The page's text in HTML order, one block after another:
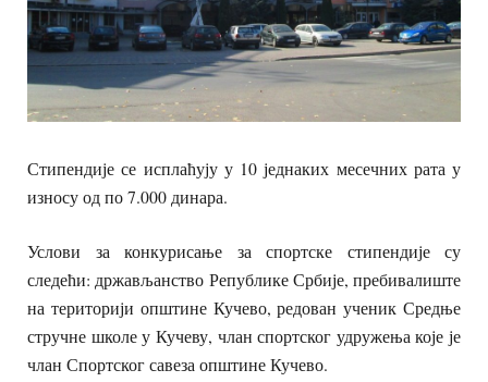
Стипендије се исплаћују у 10 једнаких месечних рата у
износу од по 7.000 динара.
Услови за конкурисање за спортске стипендије су
следећи: држављанство Републике Србије, пребивалиште
на територији општине Кучево, редован ученик Средње
стручне школе у Кучеву, члан спортског удружења које је
члан Спортског савеза општине Кучево.